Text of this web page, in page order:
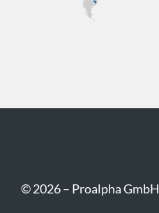
© 2026– Proalpha GmbH